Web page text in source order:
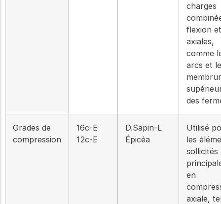
charges
flexion et
axiales,
comme
arcs et
des
Grades de
compression
16c-E
12c-E
D.Sapin-L
Épicéa
Utilisé
les
sollicités
en
axiale,